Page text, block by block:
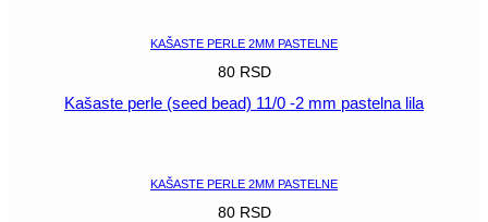
KAŠASTE PERLE 2MM PASTELNE
80 RSD
Kašaste perle (seed bead) 11/0 -2 mm pastelna lila
KAŠASTE PERLE 2MM PASTELNE
80 RSD